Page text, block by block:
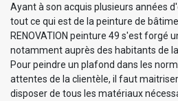
Ayant à son acquis plusieurs années
tout ce qui est de la peinture de
RENOVATION peinture 49 s'est forgé
notamment auprès des habitants de la
Pour peindre un plafond dans les
attentes de la clientèle, il faut
disposer de tous les matériaux